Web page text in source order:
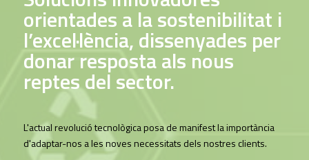
orientades a la sostenibilitat i
l’excel·lència, dissenyades per
donar resposta als nous
reptes del sector.
L'actual revolució tecnològica posa de manifest la importància
d'adaptar-nos a les noves necessitats dels nostres clients.